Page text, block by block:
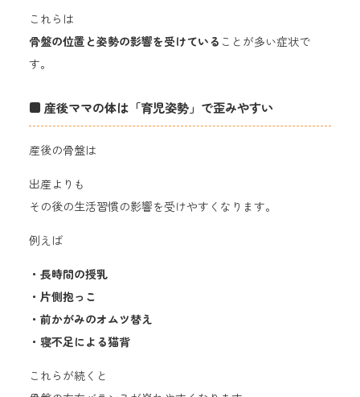
これらは
骨盤の位置と姿勢の影響を受けている ことが多い症状で
す。
■ 産後ママの体は「育児姿勢」で歪みやすい
産後の骨盤は
出産よりも
その後の生活習慣の影響を受けやすくなります。
例えば
・長時間の授乳
・片側抱っこ
・前かがみのオムツ替え
・寝不足による猫背
これらが続くと